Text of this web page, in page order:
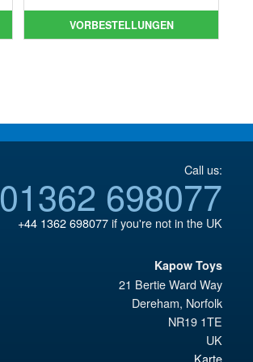
€79.90
ist:
€67.56.
VORBESTELLUNGEN
Call us:
01362 698077
+44 1362 698077if you're not in the UK
Kapow Toys
21 Bertie Ward Way
Dereham, Norfolk
NR19 1TE
UK
Karte